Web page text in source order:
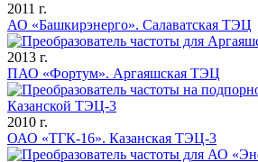
2011 г.
АО «Башкирэнерго». Салаватская ТЭЦ
2013 г.
ПАО «Фортум». Аргаяшская ТЭЦ
2010 г.
ОАО «ТГК-16». Казанская ТЭЦ-3